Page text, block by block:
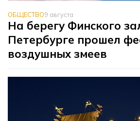
ОБЩЕСТВО9 августа
На берегу Финского
Петербурге прошел
воздушных змеев